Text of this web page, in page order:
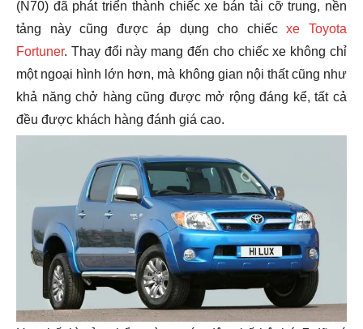
(N70) đã phát triển thành chiếc xe bán tải cỡ trung, nền
tảng này cũng được áp dụng cho chiếcxe Toyota
Fortuner. Thay đổi này mang đến cho chiếc xe không chỉ
một ngoại hình lớn hơn, mà không gian nội thất cũng như
khả năng chở hàng cũng được mở rộng đáng kể, tất cả
đều được khách hàng đánh giá cao.